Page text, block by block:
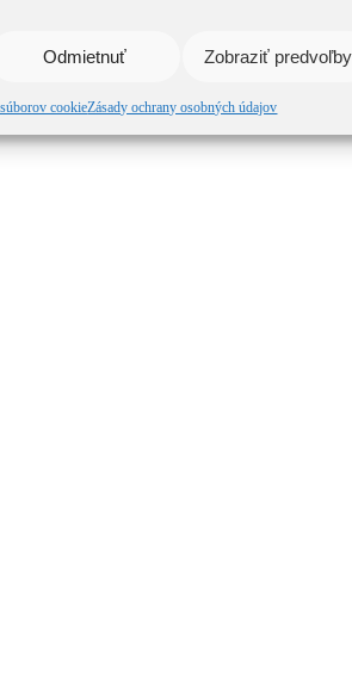
Odmietnuť Zobraziť predvoľby
cookieZásady ochrany osobných údajov